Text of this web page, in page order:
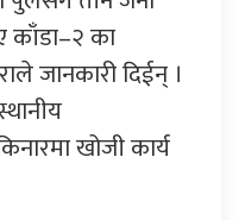
काँडा–२ का
जानकारी दिईन् ।
खोजी कार्य